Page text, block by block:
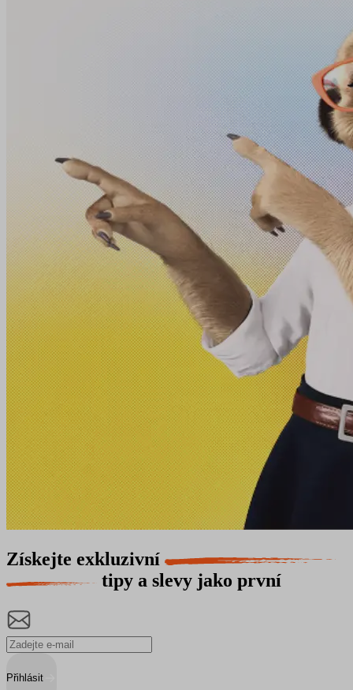
Získejte exkluzivní
tipy a slevy jako první
Přihlásit